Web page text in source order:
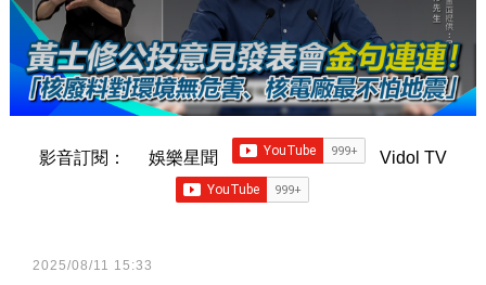
影音訂閱： 娛樂星聞 Vidol TV
2025/08/11 15:33